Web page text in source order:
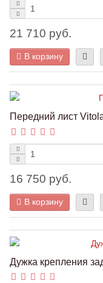
21 710 руб.
В корзину
Передний лист
16 750 руб.
В корзину
Дужка крепления